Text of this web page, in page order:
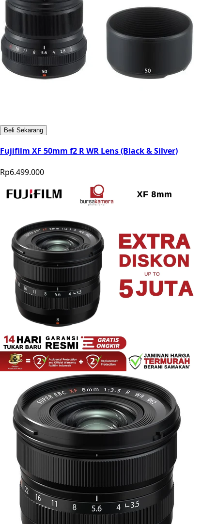
Beli Sekarang
Fujifilm XF 50mm f2 R WR Lens (Black & Silver)
Rp6.499.000